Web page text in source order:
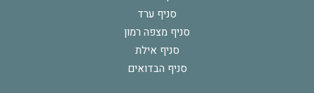
סניף ערד
סניף מצפה רמון
סניף אילת
סניף הבדואים